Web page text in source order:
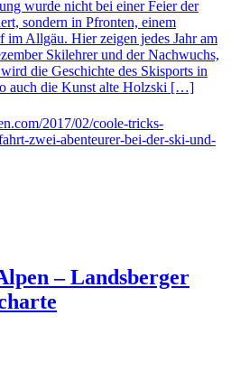
wurde nicht bei einer Feier der
sondern in Pfronten, einem
im Allgäu. Hier zeigen jedes Jahr am
Skilehrer und der Nachwuchs,
die Geschichte des Skisports in
auch die Kunst alte Holzski […]
2017/02/coole-tricks-
zwei-abenteurer-bei-der-ski-und-
– Landsberger